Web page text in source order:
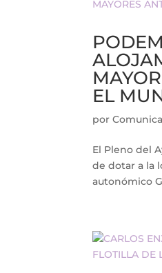
EL
por
El Pleno del
de dotar a la
autonómico